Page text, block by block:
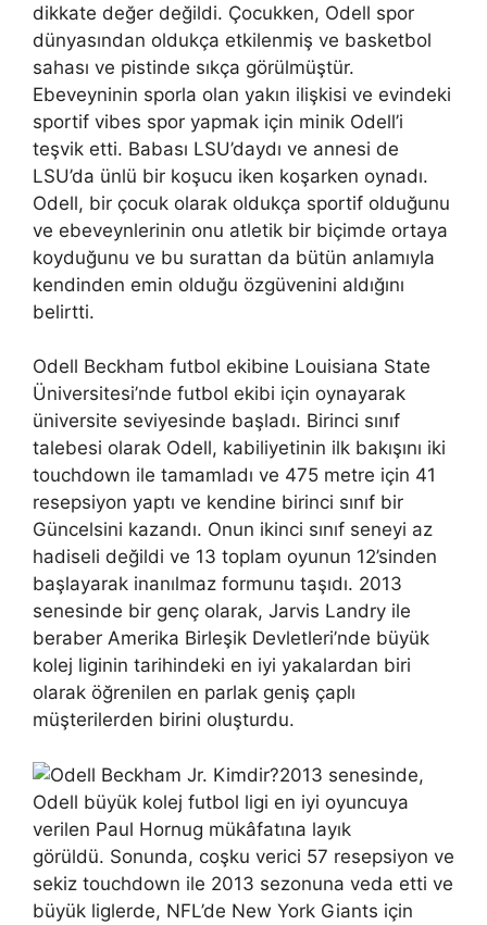
dikkate değer değildi. Çocukken, Odell spor
dünyasından oldukça etkilenmiş ve basketbol
sahası ve pistinde sıkça görülmüştür.
Ebeveyninin sporla olan yakın ilişkisi ve evindeki
sportif vibes spor yapmak için minik Odell’i
teşvik etti. Babası LSU’daydı ve annesi de
LSU’da ünlü bir koşucu iken koşarken oynadı.
Odell, bir çocuk olarak oldukça sportif olduğunu
ve ebeveynlerinin onu atletik bir biçimde ortaya
koyduğunu ve bu surattan da bütün anlamıyla
kendinden emin olduğu özgüvenini aldığını
belirtti.
Odell Beckham futbol ekibine Louisiana State
Üniversitesi’nde futbol ekibi için oynayarak
üniversite seviyesinde başladı. Birinci sınıf
talebesi olarak Odell, kabiliyetinin ilk bakışını iki
touchdown ile tamamladı ve 475 metre için 41
resepsiyon yaptı ve kendine birinci sınıf bir
Güncelsini kazandı. Onun ikinci sınıf seneyi az
hadiseli değildi ve 13 toplam oyunun 12’sinden
başlayarak inanılmaz formunu taşıdı. 2013
senesinde bir genç olarak, Jarvis Landry ile
beraber Amerika Birleşik Devletleri’nde büyük
kolej liginin tarihindeki en iyi yakalardan biri
olarak öğrenilen en parlak geniş çaplı
müşterilerden birini oluşturdu.
2013 senesinde,
Odell büyük kolej futbol ligi en iyi oyuncuya
verilen Paul Hornug mükâfatına layık
görüldü. Sonunda, coşku verici 57 resepsiyon ve
sekiz touchdown ile 2013 sezonuna veda etti ve
büyük liglerde, NFL’de New York Giants için